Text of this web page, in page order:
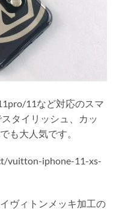
11など対応のスマ
タイリッシュ、カッ
も大人気です。
vuitton-iphone-11-xs-
ヴィトンメッキ加工の